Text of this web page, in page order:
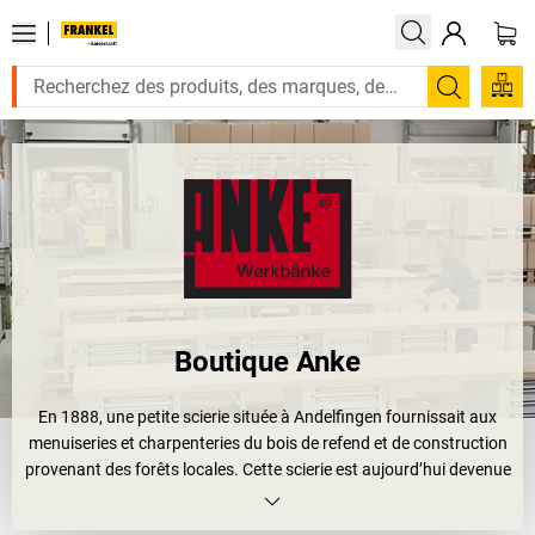
Boutique Anke
En 1888, une petite scierie située à Andelfingen fournissait aux
menuiseries et charpenteries du bois de refend et de construction
provenant des forêts locales. Cette scierie est aujourd’hui devenue
une grande entreprise qui fabrique des produits innovants en bois